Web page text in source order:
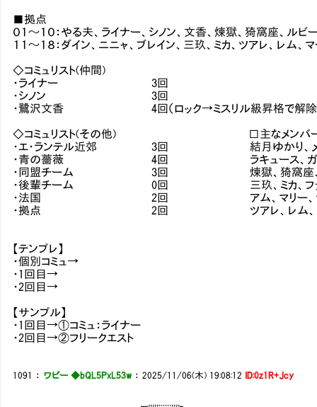
■拠点
０１～１０：やる夫、ライナー、シノン、文香、煉獄、猗窩座、ルビ
１１～１８：ダイン、ニニャ、ブレイン、三玖、ミカ、ツアレ、レム、
◇コミュリスト(仲間)
・ライナー 3回
・シノン 3回
・鷺沢文香 4回（ロック→ミスリル級昇格で解除
◇コミュリスト(その他) □主なメンバ
・エ・ランテル近郊 3回 結月ゆかり、メリュジ
・青の薔薇 4回 ラキュース、ガガーラン、テ
・同盟チーム 3回 煉獄、猗窩座、ルビー、レン、
・後輩チーム 0回 三玖、ミカ、ファリエ
・法国 2回 アム、マリー、ラビアン、唐
・拠点 2回 ツアレ、レム、マー
【テンプレ】
・個別コミュ→
・1回目→
・2回目→
【サンプル】
・1回目→①コミュ：ライナー
・2回目→②フリークエスト
1091 ： ワビー ◆bQL5PxL53w ：2025/11/06(木) 19:08:12 ID:0z1R+Jcy